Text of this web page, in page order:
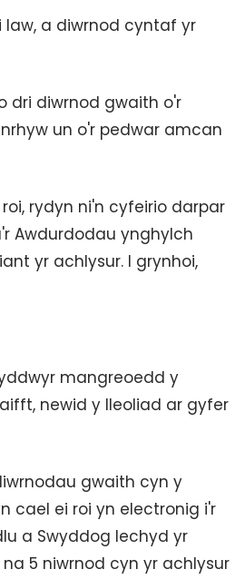
law, a diwrnod cyntaf yr
dri diwrnod gwaith o'r
un o'r pedwar amcan
rydyn ni'n cyfeirio darpar
Awdurdodau ynghylch
yr achlysur. I grynhoi,
mangreoedd y
newid y lleoliad ar gyfer
gwaith cyn y
cael ei roi yn electronig i'r
a Swyddog Iechyd yr
5 niwrnod cyn yr achlysur